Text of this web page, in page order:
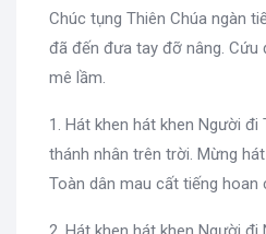
Chúc tụng Thiên Chúa ngàn
đã đến đưa tay đỡ nâng. Cứu
mê lầm.
1. Hát khen hát khen Người đi
thánh nhân trên trời. Mừng
Toàn dân mau cất tiếng hoan